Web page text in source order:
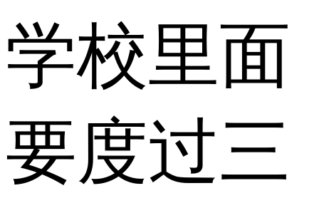
学校里面
要度过三